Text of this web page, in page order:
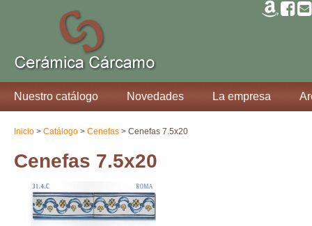
Nuestro catálogo Novedades La empresa
Inicio > Catálogo > Cenefas > Cenefas 7.5x20
Cenefas 7.5x20